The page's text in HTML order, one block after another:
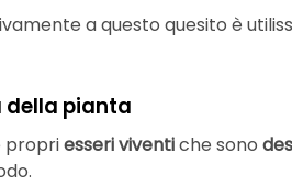
a questo quesito è
della pianta
propriesseri viventiche sono